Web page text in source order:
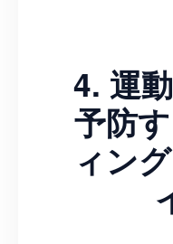
4. 運
予防
ィン